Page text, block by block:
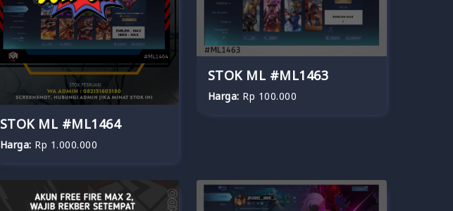
STOK ML #ML1464
Harga: Rp 1.000.000
STOK ML #ML1463
Harga: Rp 100.000